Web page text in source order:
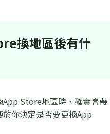
換地區後有什
Store地區時，確實會帶
你決定是否要更換App